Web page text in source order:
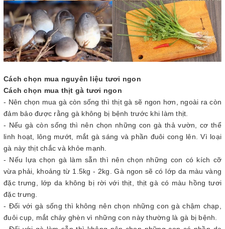
Cách chọn mua nguyên liệu tươi ngon
Cách chọn mua thịt gà tươi ngon
- Nên chọn mua gà còn sống thì thịt gà sẽ ngon hơn, ngoài ra còn
đảm bảo được rằng gà không bị bệnh trước khi làm thịt.
- Nếu gà còn sống thì nên chọn những con gà thả vườn, cơ thể
linh hoạt, lông mướt, mắt gà sáng và phần đuôi cong lên. Vì loại
gà này thịt chắc và khỏe mạnh.
- Nếu lựa chọn gà làm sẵn thì nên chọn những con có kích cỡ
vừa phải, khoảng từ 1.5kg - 2kg. Gà ngon sẽ có lớp da màu vàng
đặc trưng, lớp da không bị rời với thịt, thịt gà có màu hồng tươi
đặc trưng.
- Đối với gà sống thì không nên chọn những con gà chậm chạp,
đuôi cụp, mắt chảy ghèn vì những con này thường là gà bị bệnh.